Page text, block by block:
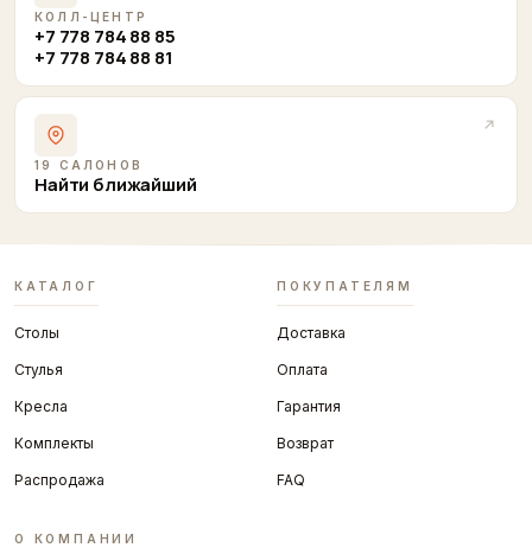
КОЛЛ-ЦЕНТР
+7 778 784 88 85
+7 778 784 88 81
19 САЛОНОВ
Найти ближайший
КАТАЛОГ
Столы
Стулья
Кресла
Комплекты
Распродажа
ПОКУПАТЕЛЯМ
Доставка
Оплата
Гарантия
Возврат
FAQ
О КОМПАНИИ